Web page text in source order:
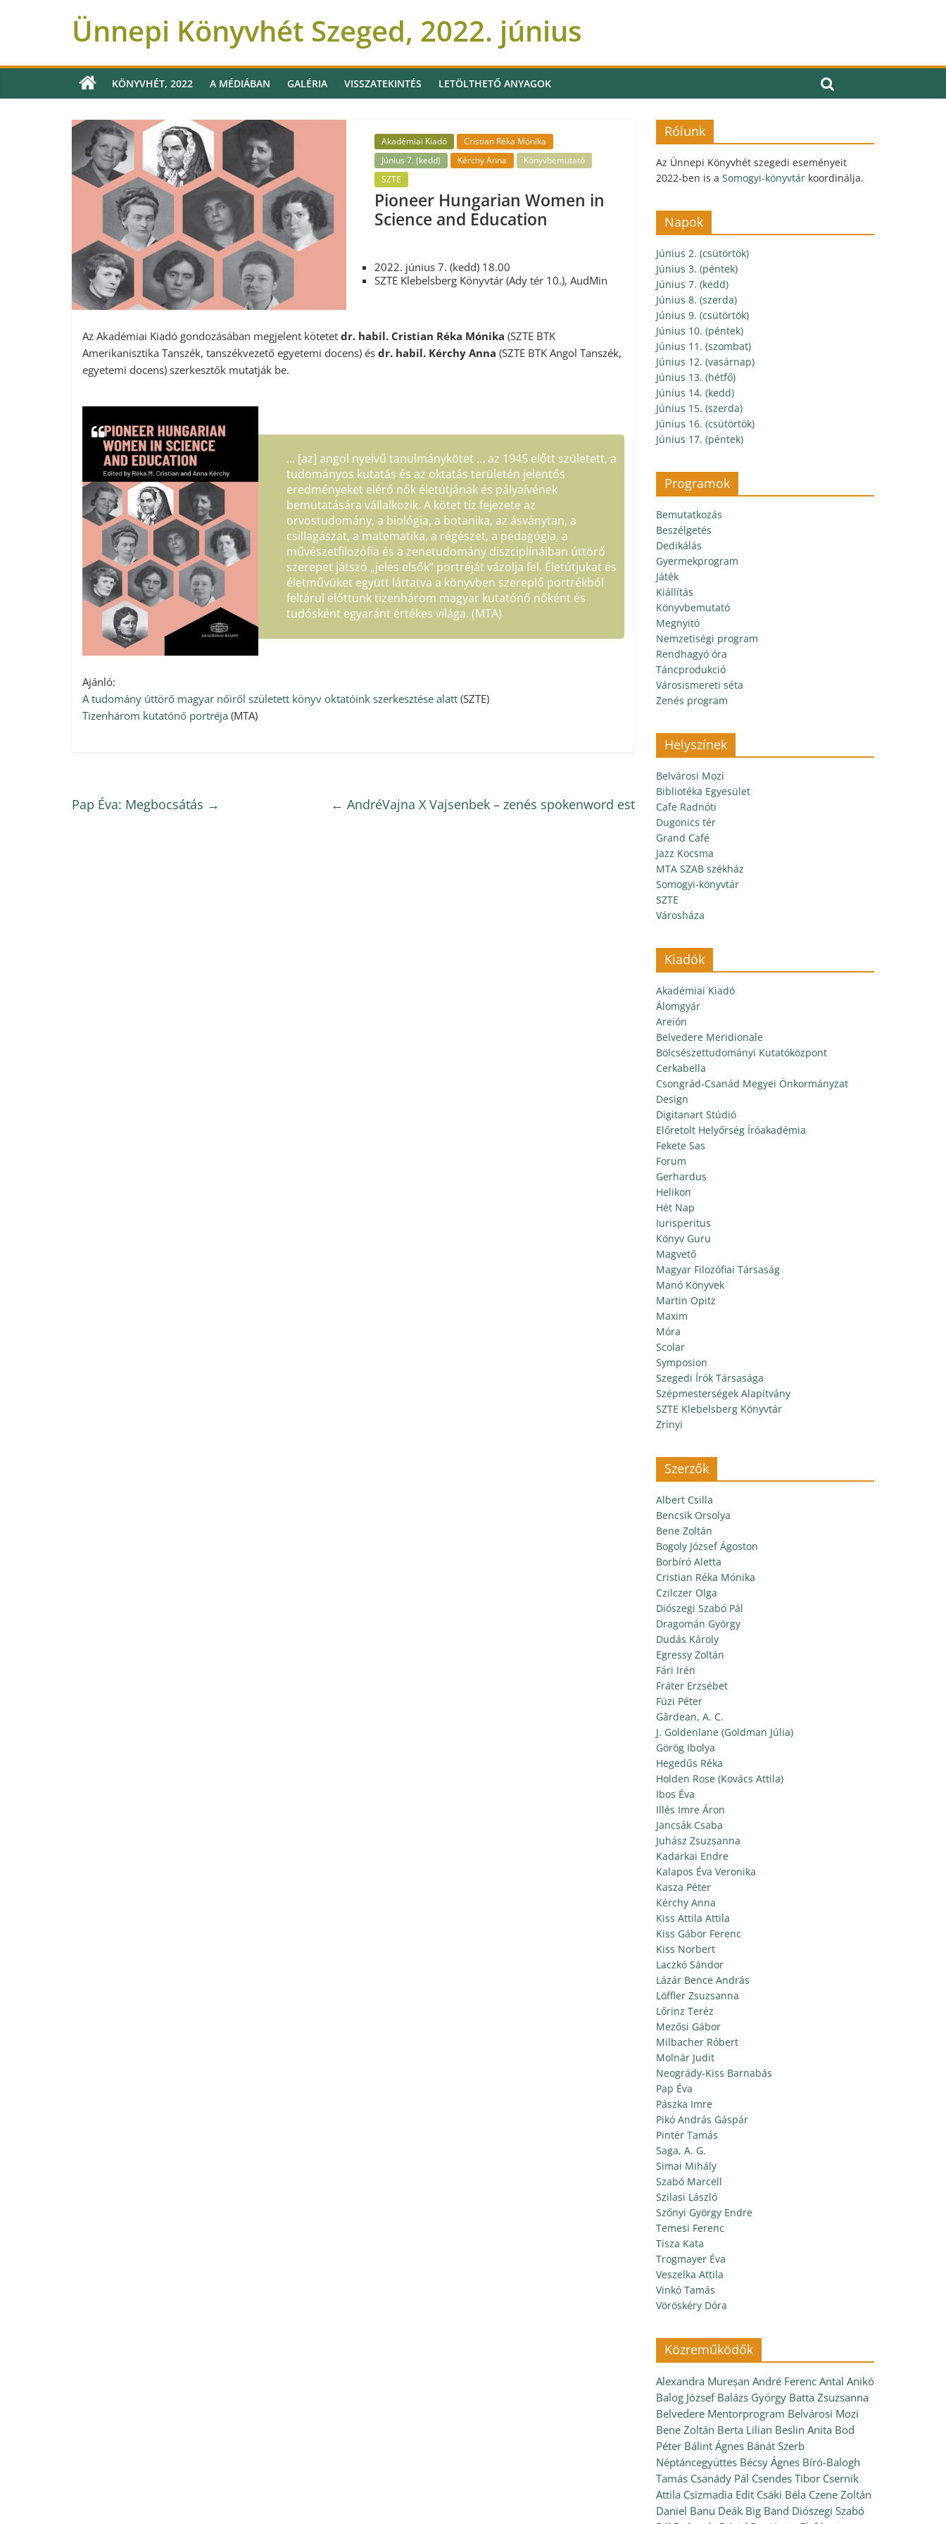
Ünnepi Könyvhét Szeged, 2022. június
KÖNYVHÉT, 2022 A MÉDIÁBAN GALÉRIA VISSZATEKINTÉS LETÖLTHETŐ ANYAGOK
Akadémiai Kiadó
Cristian Réka Mónika
Június 7. (kedd)
Kérchy Anna
Könyvbemutató
SZTE
Pioneer Hungarian Women in
Science and Education
2022. június 7. (kedd) 18.00
SZTE Klebelsberg Könyvtár (Ady tér 10.), AudMin
Az Akadémiai Kiadó gondozásában megjelent kötetet dr. habil. Cristian Réka Mónika (SZTE BTK
Amerikanisztika Tanszék, tanszékvezető egyetemi docens) és dr. habil. Kérchy Anna (SZTE BTK Angol Tanszék,
egyetemi docens) szerkesztők mutatják be.
… [az] angol nyelvű tanulmánykötet … az 1945 előtt született, a
tudományos kutatás és az oktatás területén jelentős
eredményeket elérő nők életútjának és pályaívének
bemutatására vállalkozik. A kötet tíz fejezete az
orvostudomány, a biológia, a botanika, az ásványtan, a
csillagászat, a matematika, a régészet, a pedagógia, a
művészetfilozófia és a zenetudomány diszciplínáiban úttörő
szerepet játszó „jeles elsők” portréját vázolja fel. Életútjukat és
életművüket együtt láttatva a könyvben szereplő portrékból
feltárul előttünk tizenhárom magyar kutatónő nőként és
tudósként egyaránt értékes világa. (MTA)
Ajánló:
A tudomány úttörő magyar nőiről született könyv oktatóink szerkesztése alatt (SZTE)
Tizenhárom kutatónő portréja (MTA)
← AndréVajna X Vajsenbek – zenés spokenword est
Pap Éva: Megbocsátás →
Rólunk
Az Ünnepi Könyvhét szegedi eseményeit
2022-ben is a Somogyi-könyvtár koordinálja.
Napok
Június 2. (csütörtök)
Június 3. (péntek)
Június 7. (kedd)
Június 8. (szerda)
Június 9. (csütörtök)
Június 10. (péntek)
Június 11. (szombat)
Június 12. (vasárnap)
Június 13. (hétfő)
Június 14. (kedd)
Június 15. (szerda)
Június 16. (csütörtök)
Június 17. (péntek)
Programok
Bemutatkozás
Beszélgetés
Dedikálás
Gyermekprogram
Játék
Kiállítás
Könyvbemutató
Megnyitó
Nemzetiségi program
Rendhagyó óra
Táncprodukció
Városismereti séta
Zenés program
Helyszínek
Belvárosi Mozi
Bibliotéka Egyesület
Cafe Radnóti
Dugonics tér
Grand Café
Jazz Kocsma
MTA SZAB székház
Somogyi-könyvtár
SZTE
Városháza
Kiadók
Akadémiai Kiadó
Álomgyár
Areión
Belvedere Meridionale
Bölcsészettudományi Kutatóközpont
Cerkabella
Csongrád-Csanád Megyei Önkormányzat
Design
Digitanart Stúdió
Előretolt Helyőrség Íróakadémia
Fekete Sas
Forum
Gerhardus
Helikon
Hét Nap
Iurisperitus
Könyv Guru
Magvető
Magyar Filozófiai Társaság
Manó Könyvek
Martin Opitz
Maxim
Móra
Scolar
Symposion
Szegedi Írók Társasága
Szépmesterségek Alapítvány
SZTE Klebelsberg Könyvtár
Zrínyi
Szerzők
Albert Csilla
Bencsik Orsolya
Bene Zoltán
Bogoly József Ágoston
Borbíró Aletta
Cristian Réka Mónika
Czilczer Olga
Diószegi Szabó Pál
Dragomán György
Dudás Károly
Egressy Zoltán
Fári Irén
Fráter Erzsébet
Füzi Péter
Gărdean, A. C.
J. Goldenlane (Goldman Júlia)
Görög Ibolya
Hegedűs Réka
Holden Rose (Kovács Attila)
Ibos Éva
Illés Imre Áron
Jancsák Csaba
Juhász Zsuzsanna
Kadarkai Endre
Kalapos Éva Veronika
Kasza Péter
Kérchy Anna
Kiss Attila Attila
Kiss Gábor Ferenc
Kiss Norbert
Laczkó Sándor
Lázár Bence András
Löffler Zsuzsanna
Lőrinz Teréz
Mezősi Gábor
Milbacher Róbert
Molnár Judit
Neogrády-Kiss Barnabás
Pap Éva
Pászka Imre
Pikó András Gáspár
Pintér Tamás
Saga, A. G.
Simai Mihály
Szabó Marcell
Szilasi László
Szőnyi György Endre
Temesi Ferenc
Tisza Kata
Trogmayer Éva
Veszelka Attila
Vinkó Tamás
Vöröskéry Dóra
Közreműködők
Alexandra Mureșan André Ferenc Antal Anikó
Balog József Balázs György Batta Zsuzsanna
Belvedere Mentorprogram Belvárosi Mozi
Bene Zoltán Berta Lilian Beslin Anita Bod
Péter Bálint Ágnes Bánát Szerb
Néptáncegyüttes Bécsy Ágnes Bíró-Balogh
Tamás Csanády Pál Csendes Tibor Csernik
Attila Csizmadia Edit Csáki Béla Czene Zoltán
Daniel Banu Deák Big Band Diószegi Szabó